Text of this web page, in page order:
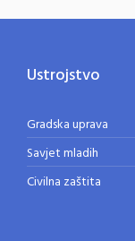
Ustrojstvo
Gradska uprava
Savjet mladih
Civilna zaštita